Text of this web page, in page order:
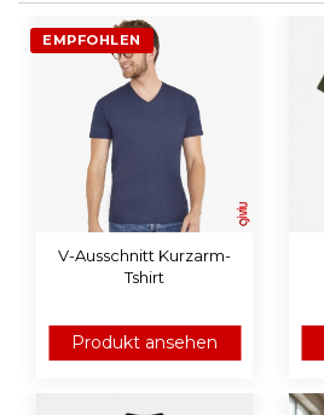
EMPFOHLEN
V-Ausschnitt Kurzarm-
Tshirt
Produkt ansehen